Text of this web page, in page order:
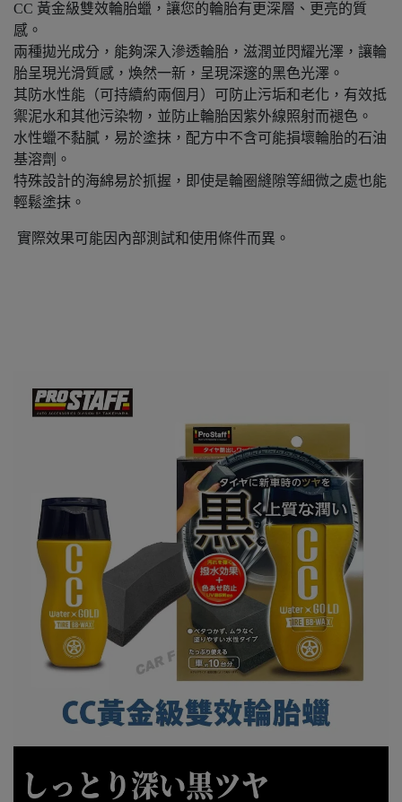
CC 黃金級雙效輪胎蠟，讓您的輪胎有更深層、更亮的質
感。
兩種拋光成分，能夠深入滲透輪胎，滋潤並閃耀光澤，讓輪
胎呈現光滑質感，煥然一新，呈現深邃的黑色光澤。
其防水性能（可持續約兩個月）可防止污垢和老化，有效抵
禦泥水和其他污染物，並防止輪胎因紫外線照射而褪色。
水性蠟不黏膩，易於塗抹，配方中不含可能損壞輪胎的石油
基溶劑。
特殊設計的海綿易於抓握，即使是輪圈縫隙等細微之處也能
輕鬆塗抹。
實際效果可能因內部測試和使用條件而異。